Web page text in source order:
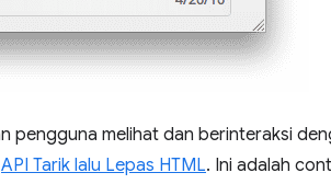
pengguna melihat dan berinteraksi
API Tarik lalu Lepas HTML. Ini adalah